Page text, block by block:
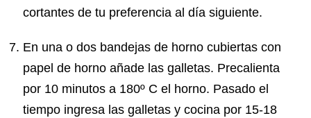
cortantes de tu preferencia al día siguiente.
En una o dos bandejas de horno cubiertas con
papel de horno añade las galletas. Precalienta
por 10 minutos a 180º C el horno. Pasado el
tiempo ingresa las galletas y cocina por 15-18